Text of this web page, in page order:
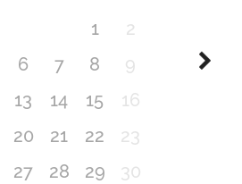
1
2
6 7 8
9
13 14 15
16
20 21 22
23
27 28 29
30